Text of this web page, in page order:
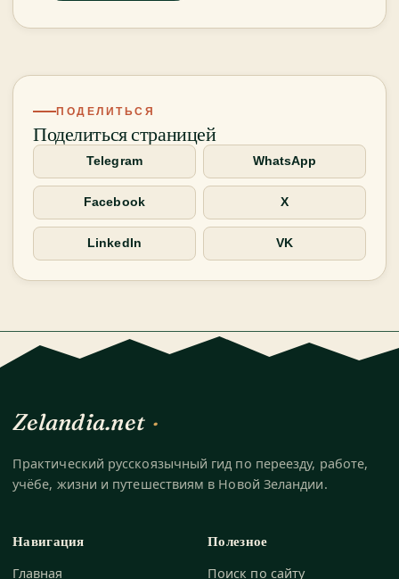
ПОДЕЛИТЬСЯ
Поделиться страницей
Telegram WhatsApp
Facebook X
LinkedIn VK
Zelandia.net
Практический русскоязычный гид по переезду, работе,
учёбе, жизни и путешествиям в Новой Зеландии.
Навигация
Главная
Полезное
Поиск по сайту